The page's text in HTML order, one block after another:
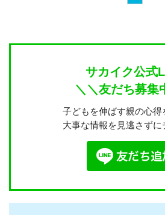
サカイク公式
＼＼友だち募集
子どもを伸ばす親の心得
大事な情報を見逃さずに